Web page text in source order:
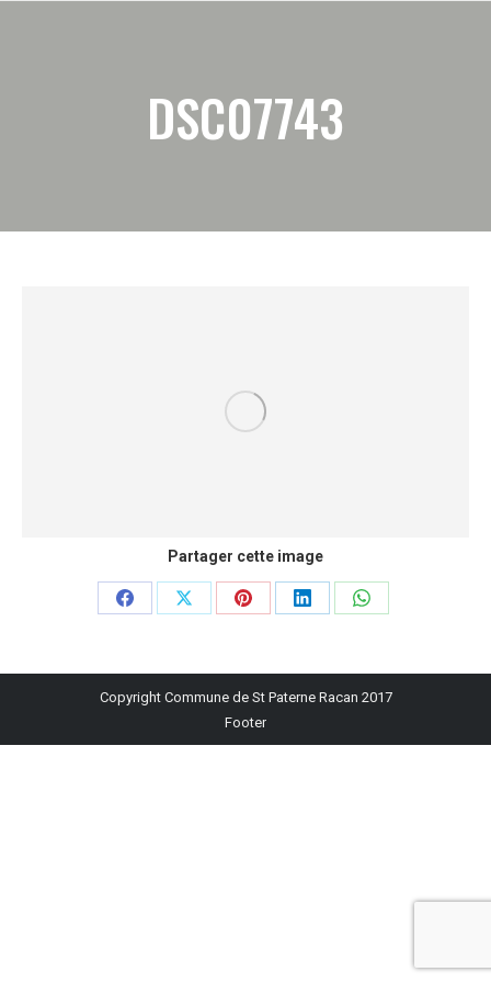
DSC07743
Partager cette image
Partager
Facebook
Partager
X
Partager
Pinterest
Partager
LinkedIn
Partager
WhatsApp
Copyright Commune de St Paterne Racan 2017
Footer